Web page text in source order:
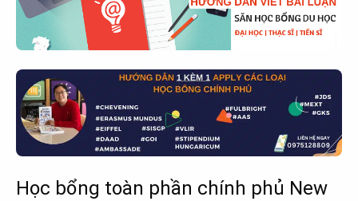
Học bổng toàn phần chính phủ New